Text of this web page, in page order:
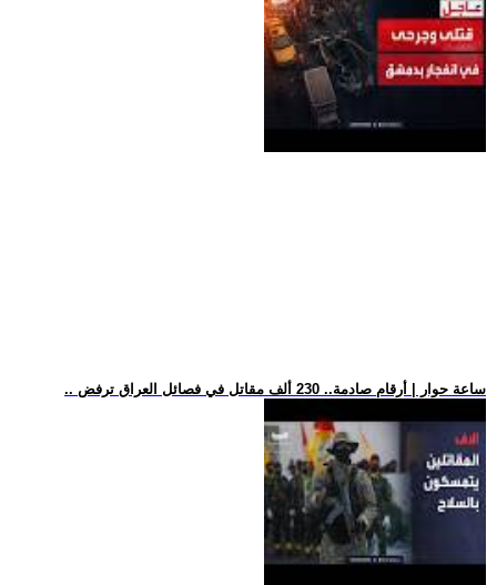
.. ساعة حوار | أرقام صادمة.. 230 ألف مقاتل في فصائل العراق ترفض